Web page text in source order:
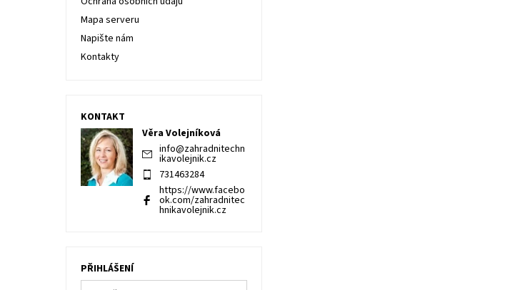
Mapa serveru
Napište nám
Kontakty
KONTAKT
Věra Volejníková
info@zahradnitechn
ikavolejnik.cz
731463284
https://www.facebo
ok.com/zahradnitec
hnikavolejnik.cz
PŘIHLÁŠENÍ